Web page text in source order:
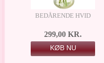
BEDÅRENDE HVID
299,00 KR.
KØB NU